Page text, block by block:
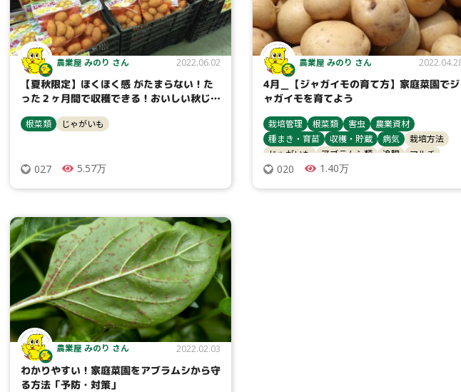
農業屋 みのり さん 2022.06.02
【夏秋限定】ほくほく感 がたまらない！た
った２ヶ月間で収穫できる！おいしい秋じゃ
根菜類 じゃがいも
027 5.57万
農業屋 みのり さん
4月＿【ジャガイモの育て方】家庭菜園でジ
ャガイモを育てよう
栽培管理 根菜類 害虫
農業資材
種まき・育苗
収穫・貯蔵 病気
栽培方法
じゃがいも
アブラムシ類 追肥 マルチ
020 1.40万
農業屋 みのり さん 2022.02.03
わかりやすい！家庭菜園をアブラムシから守
る方法「予防・対策」